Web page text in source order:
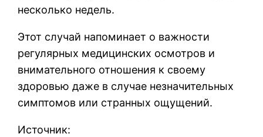
несколько недель.
Этот случай напоминает о важности
регулярных медицинских осмотров и
внимательного отношения к своему
здоровью даже в случае незначительных
симптомов или странных ощущений.
Источник: